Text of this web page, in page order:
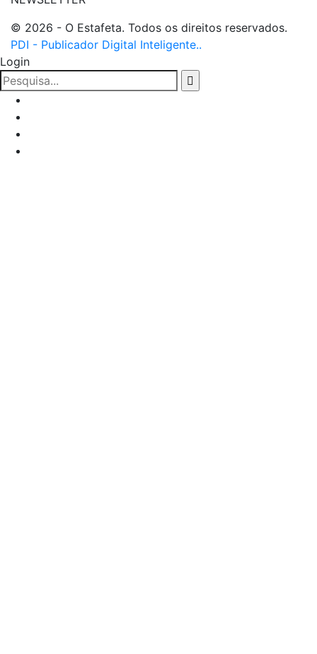
© 2026 - O Estafeta. Todos os direitos reservados.
PDI - Publicador Digital Inteligente..
Login